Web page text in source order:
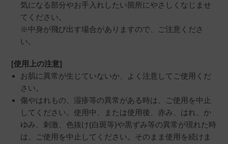
気になる部分やお手入れしたい箇所にやさしくなじませ
てください。
※中身が飛び出す場合がありますので、ご注意くださ
い。
[使用上の注意]
お肌に異常が生じていないか、よく注意してご使用くだ
さい。
傷やはれもの、湿疹等の異常がある時は、ご使用を中止
してください。使用中、または使用後、赤み、はれ、か
ゆみ、刺激、色抜け(白斑等)や黒ずみ等の異常が現れた時
は、ご使用を中止してください。そのまま使用を続けま